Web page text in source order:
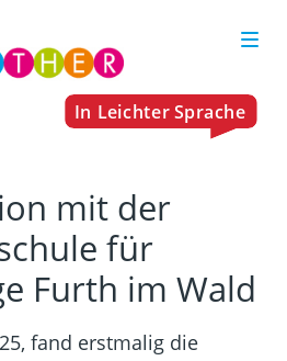
mit der
für
Furth im Wald
fand erstmalig die